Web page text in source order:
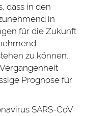
dass in den
in
für die Zukunft
zu können.
Prognose für
SARS-CoV